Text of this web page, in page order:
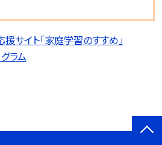
サイト「家庭学習のすすめ」
ラム